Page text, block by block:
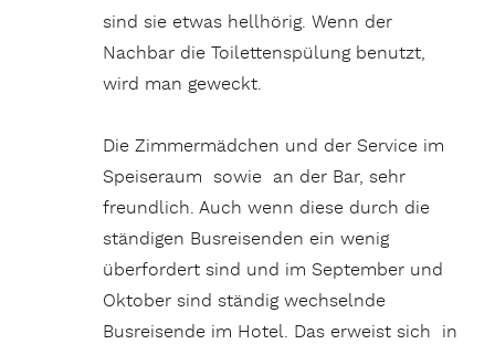
sind sie etwas hellhörig. Wenn der
Nachbar die Toilettenspülung benutzt,
wird man geweckt.
Die Zimmermädchen und der Service im
Speiseraum sowie an der Bar, sehr
freundlich. Auch wenn diese durch die
ständigen Busreisenden ein wenig
überfordert sind und im September und
Oktober sind ständig wechselnde
Busreisende im Hotel. Das erweist sich in